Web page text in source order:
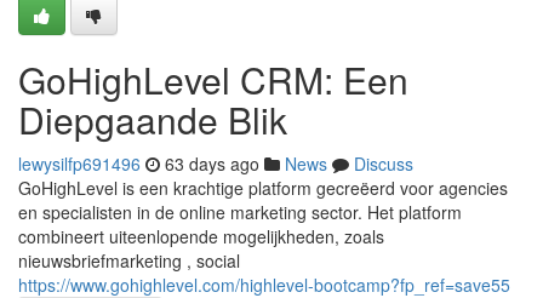
GoHighLevel CRM: Een
Diepgaande Blik
lewysilfp691496 63 days ago News
Discuss
GoHighLevel is een krachtige platform gecreëerd voor agencies
en specialisten in de online marketing sector. Het platform
combineert uiteenlopende mogelijkheden, zoals
nieuwsbriefmarketing , social
https://www.gohighlevel.com/highlevel-bootcamp?fp_ref=save55